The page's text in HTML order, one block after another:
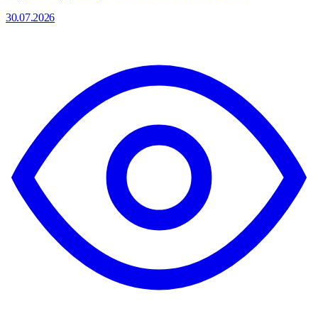
30.07.2026